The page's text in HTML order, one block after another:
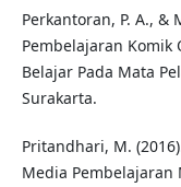
Perkantoran, P. A., &
Pembelajaran
Belajar Pada Mata
Surakarta.
Pritandhari, M.
Media Pembelajaran